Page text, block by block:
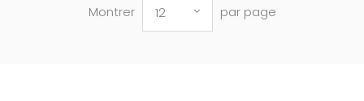
Montrer 12 par page